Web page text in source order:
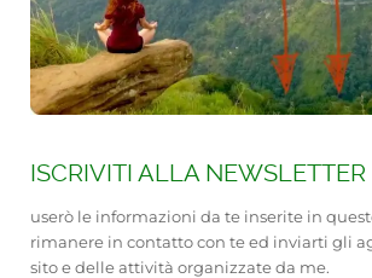
ISCRIVITI ALLA NEWSLETTER
userò le informazioni da te inserite in
rimanere in contatto con te ed inviarti gli
sito e delle attività organizzate da me.